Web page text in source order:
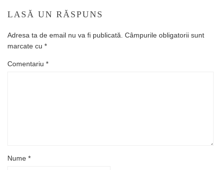
LASĂ UN RĂSPUNS
Adresa ta de email nu va fi publicată. Câmpurile obligatorii sunt
marcate cu *
Comentariu *
Nume *